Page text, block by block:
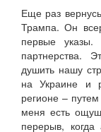
Еще раз
Трампа. Он
первые указы.
партнерства.
душить нашу
на Украине и
регионе –
меня есть
перерыв,